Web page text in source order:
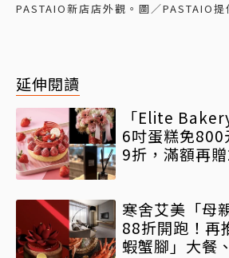
PASTAIO新店店外觀。圖／PASTAIO提
延伸閱讀
「Elite
6吋蛋糕免800
9折，滿額再
寒舍艾美「母
88折開跑！再
蝦蟹腳」大餐